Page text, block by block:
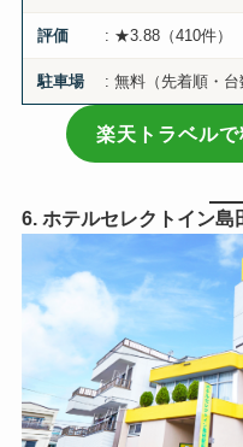
評価 : ★3.88（410件）
駐車場 : 無料（先着順・台
楽天トラベル
6. ホテルセレクトイン島